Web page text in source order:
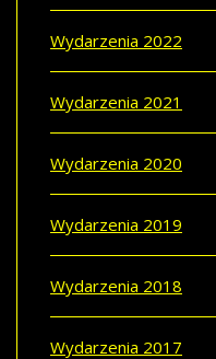
Wydarzenia 2022
Wydarzenia 2021
Wydarzenia 2020
Wydarzenia 2019
Wydarzenia 2018
Wydarzenia 2017